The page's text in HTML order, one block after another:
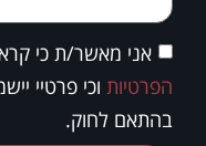
אני מאשר/ת כי
הפרטיות וכי פרטיי
בהתאם לחוק.